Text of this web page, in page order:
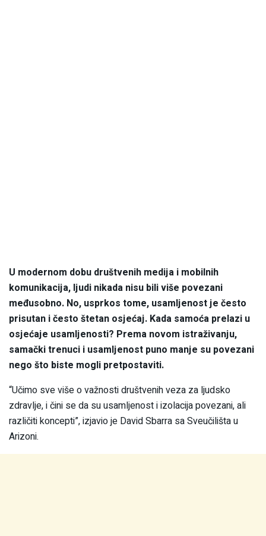
U modernom dobu društvenih medija i mobilnih
komunikacija, ljudi nikada nisu bili više povezani
međusobno. No, usprkos tome, usamljenost je često
prisutan i često štetan osjećaj. Kada samoća prelazi u
osjećaje usamljenosti? Prema novom istraživanju,
samački trenuci i usamljenost puno manje su povezani
nego što biste mogli pretpostaviti.
“Učimo sve više o važnosti društvenih veza za ljudsko
zdravlje, i čini se da su usamljenost i izolacija povezani, ali
različiti koncepti”, izjavio je David Sbarra sa Sveučilišta u
Arizoni.